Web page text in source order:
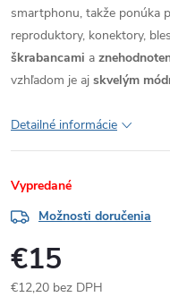
smartphonu, takže ponúka
reproduktory, konektory,
škrabancami a
vzhľadom je aj skvelým
Detailné informácie
Vypredané
Možnosti doručenia
€15
€12,20 bez DPH